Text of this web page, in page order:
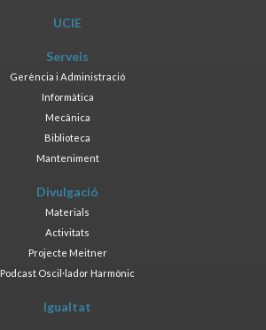
UCIE
Serveis
Gerència i Administració
Informàtica
Mecànica
Biblioteca
Manteniment
Divulgació
Materials
Activitats
Projecte Meitner
Podcast Oscil·lador Harmònic
Igualtat